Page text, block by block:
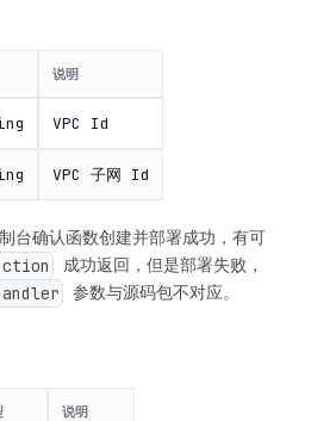
说明
VPC Id
VPC 子网 Id
台确认函数创建并部署成功，有可
成功返回，但是部署失败，
参数与源码包不对应。
说明